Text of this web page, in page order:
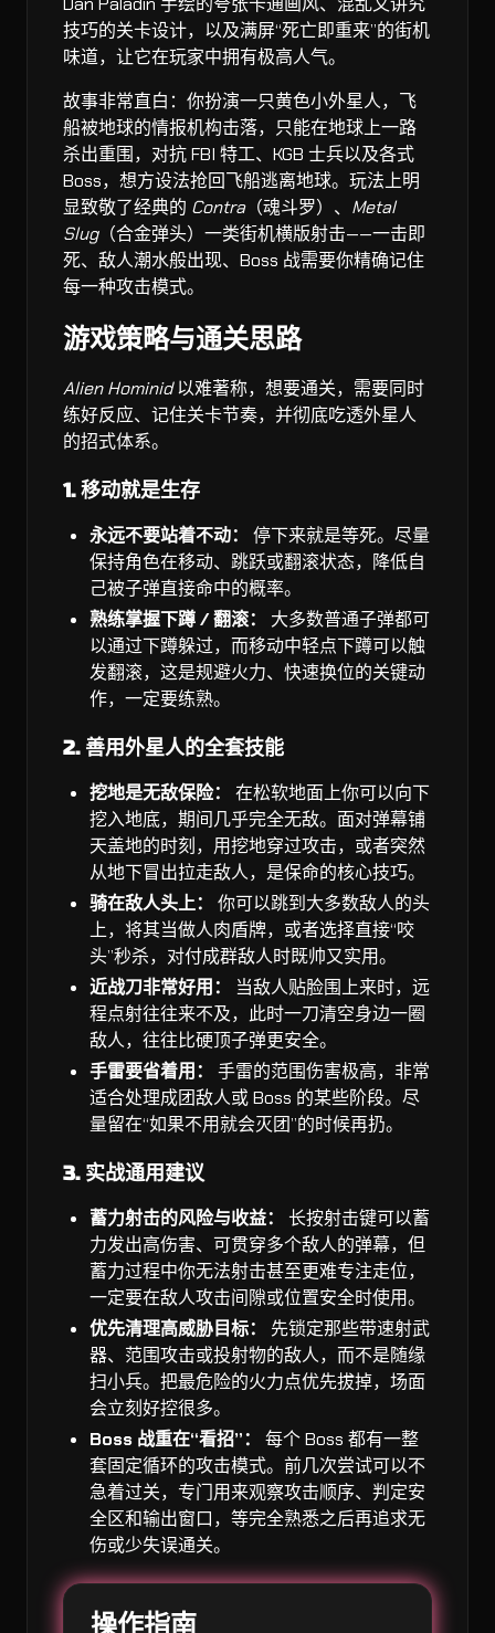
技巧的关卡设计，以及满屏“死亡即重来”的街机
味道，让它在玩家中拥有极高人气。
故事非常直白：你扮演一只黄色小外星人，飞
船被地球的情报机构击落，只能在地球上一路
杀出重围，对抗 FBI 特工、KGB 士兵以及各式
Boss，想方设法抢回飞船逃离地球。玩法上明
显致敬了经典的 Contra（魂斗罗）、 Metal
Slug（合金弹头）一类街机横版射击——一击即
死、敌人潮水般出现、Boss 战需要你精确记住
每一种攻击模式。
游戏策略与通关思路
Alien Hominid以难著称，想要通关，需要同时
练好反应、记住关卡节奏，并彻底吃透外星人
的招式体系。
1. 移动就是生存
永远不要站着不动：
停下来就是等死。尽量
保持角色在移动、跳跃或翻滚状态，降低自
己被子弹直接命中的概率。
熟练掌握下蹲 / 翻滚：
大多数普通子弹都可
以通过下蹲躲过，而移动中轻点下蹲可以触
发翻滚，这是规避火力、快速换位的关键动
作，一定要练熟。
2. 善用外星人的全套技能
挖地是无敌保险：
在松软地面上你可以向下
挖入地底，期间几乎完全无敌。面对弹幕铺
天盖地的时刻，用挖地穿过攻击，或者突然
从地下冒出拉走敌人，是保命的核心技巧。
骑在敌人头上：
你可以跳到大多数敌人的头
上，将其当做人肉盾牌，或者选择直接“咬
头”秒杀，对付成群敌人时既帅又实用。
近战刀非常好用：
当敌人贴脸围上来时，远
程点射往往来不及，此时一刀清空身边一圈
敌人，往往比硬顶子弹更安全。
手雷要省着用：
手雷的范围伤害极高，非常
适合处理成团敌人或 Boss 的某些阶段。尽
量留在“如果不用就会灭团”的时候再扔。
3. 实战通用建议
蓄力射击的风险与收益：
长按射击键可以蓄
力发出高伤害、可贯穿多个敌人的弹幕，但
蓄力过程中你无法射击甚至更难专注走位，
一定要在敌人攻击间隙或位置安全时使用。
优先清理高威胁目标：
先锁定那些带速射武
器、范围攻击或投射物的敌人，而不是随缘
扫小兵。把最危险的火力点优先拔掉，场面
会立刻好控很多。
Boss 战重在“看招”：
每个 Boss 都有一整
套固定循环的攻击模式。前几次尝试可以不
急着过关，专门用来观察攻击顺序、判定安
全区和输出窗口，等完全熟悉之后再追求无
伤或少失误通关。
操作指南